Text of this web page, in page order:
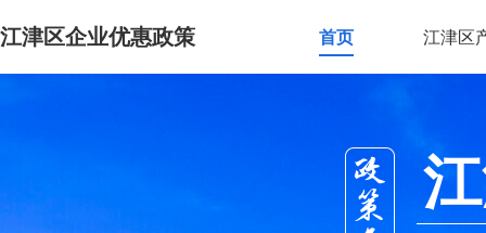
江津区企业优惠政策 首页 江津区